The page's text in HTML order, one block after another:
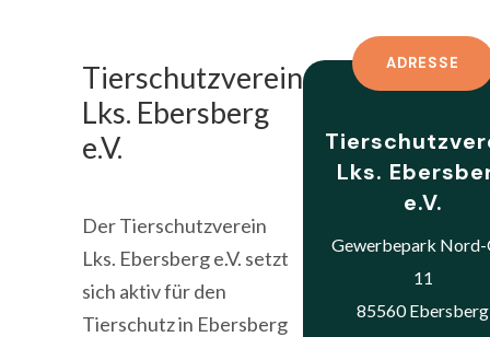
Tierschutzverein
Lks. Ebersberg
e.V.
Der Tierschutzverein
Lks. Ebersberg e.V. setzt
sich aktiv für den
Tierschutz in Ebersberg
ADRESSE
Lks.
e.V.
Gewerbepark
11
85560 Ebersberg